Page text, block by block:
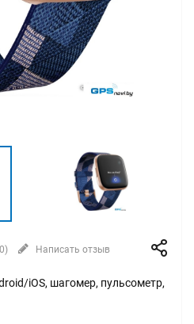
0) Написать отзыв
iOS, шагомер, пульсометр,